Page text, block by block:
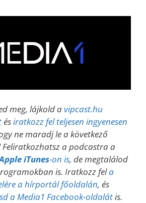
meg, lájkold avipcast.hu
ésiratkozz fel teljesen ingyenesen
ne maradj le a következő
a podcastra a
iTunes-on is, de megtalálod
is. Iratkozz fela
a hírportál főoldalán, és
a Media1 Facebook-oldalátis.